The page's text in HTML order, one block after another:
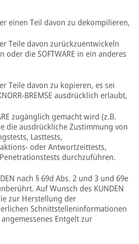
einen Teil davon zu dekompilieren,
Teile davon zurückzuentwickeln
oder die SOFTWARE in ein anderes
Teile davon zu kopieren, es sei
BREMSE ausdrücklich erlaubt,
zugänglich gemacht wird (z.B.
die ausdrückliche Zustimmung von
Lasttests,
oder Antwortzeittests,
durchzuführen.
nach § 69d Abs. 2 und 3 und 69e
Auf Wunsch des KUNDEN
zur Herstellung der
Schnittstelleninformationen
Entgelt zur